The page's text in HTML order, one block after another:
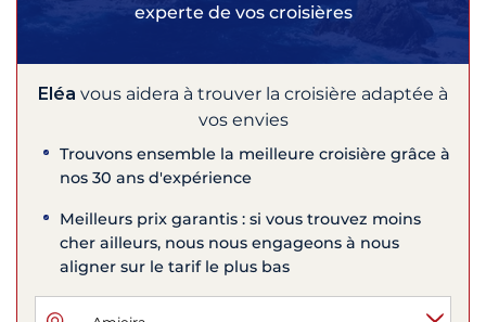
experte de vos croisières
Eléa vous aidera à trouver la croisière adaptée à
vos envies
Trouvons ensemble la meilleure croisière grâce à
nos 30 ans d'expérience
Meilleurs prix garantis : si vous trouvez moins
cher ailleurs, nous nous engageons à nous
aligner sur le tarif le plus bas